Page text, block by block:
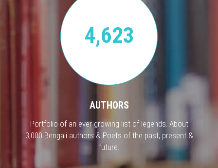
4,623
AUTHORS
Portfolio of an ever growing list of legends. About
3,000 Bengali authors & Poets of the past, present &
future.